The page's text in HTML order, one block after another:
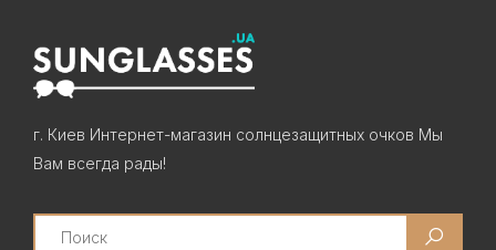
г. Киев Интернет-магазин солнцезащитных очков Мы
Вам всегда рады!
Search